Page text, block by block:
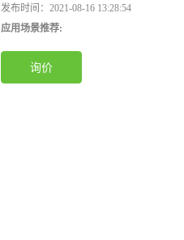
发布时间：2021-08-16 13:28:54
应用场景推荐:
询价